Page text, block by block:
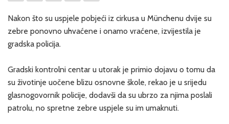
Nakon što su uspjele pobjeći iz cirkusa u Münchenu dvije su
zebre ponovno uhvaćene i onamo vraćene, izvijestila je
gradska policija.
Gradski kontrolni centar u utorak je primio dojavu o tomu da
su životinje uočene blizu osnovne škole, rekao je u srijedu
glasnogovornik policije, dodavši da su ubrzo za njima poslali
patrolu, no spretne zebre uspjele su im umaknuti.